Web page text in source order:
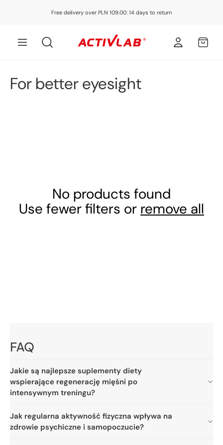
Free delivery over PLN 109.00: 14 days to return
in
CART
C
For better eyesight
No products found
Use fewer filters or remove all
FAQ
Jakie są najlepsze suplementy diety
wspierające regenerację mięśni po
intensywnym treningu?
Jak regularna aktywność fizyczna wpływa na
zdrowie psychiczne i samopoczucie?